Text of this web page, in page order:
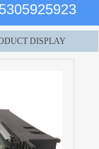
DISPLAY